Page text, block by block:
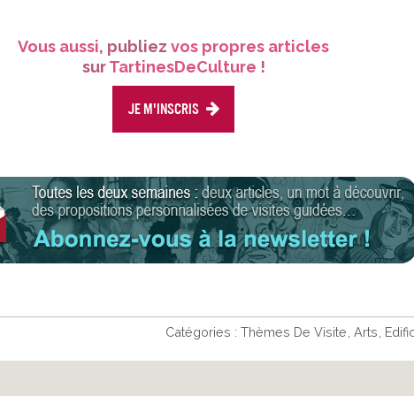
Vous aussi, publiezvos propres articles
surTartinesDeCulture !
Je m'inscris
Catégories : Thèmes De Visite Arts